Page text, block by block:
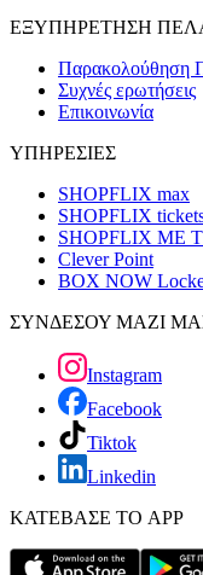
ΕΞΥΠΗΡΕΤΗΣΗ
Παρακολούθηση
Συχνές ερωτήσεις
Επικοινωνία
ΥΠΗΡΕΣΙΕΣ
SHOPFLIX max
SHOPFLIX
SHOPFLIX ΜΕ
Clever Point
BOX NOW
ΣΥΝΔΕΣΟΥ ΜΑΖΙ
Instagram
Facebook
Tiktok
Linkedin
ΚΑΤΕΒΑΣΕ ΤΟ APP